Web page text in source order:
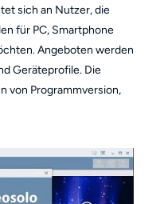
sich an Nutzer, die
für PC, Smartphone
Angeboten werden
Geräteprofile. Die
von Programmversion,